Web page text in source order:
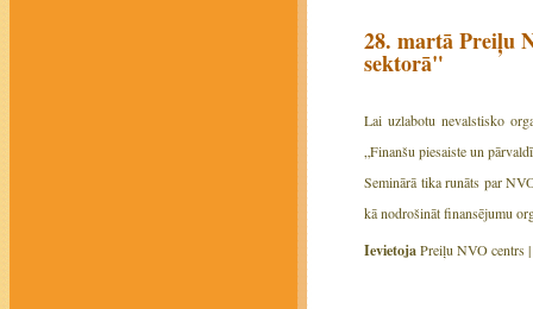
28. martā Preiļu
sektorā"
Lai uzlabotu nevalstisko
„Finanšu piesaiste un
Seminārā tika runāts par
kā nodrošināt finansējumu
IevietojaPreiļu NVO centrs |